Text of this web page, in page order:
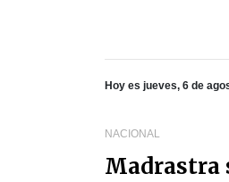
Hoy es jueves, 6 de
NACIONAL
Madrastra